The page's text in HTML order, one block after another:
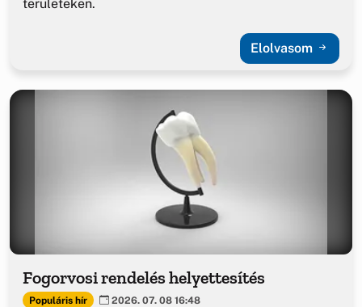
területeken.
Elolvasom
Fogorvosi rendelés helyettesítés
Populáris hír 2026. 07. 08 16:48